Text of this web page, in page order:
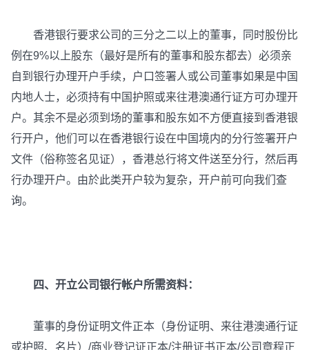
香港银行要求公司的三分之二以上的董事，同时股份比
例在9%以上股东（最好是所有的董事和股东都去）必须亲
自到银行办理开户手续，户口签署人或公司董事如果是中国
内地人士，必须持有中国护照或来往港澳通行证方可办理开
户。其余不是必须到场的董事和股东如不方便直接到香港银
行开户，他们可以在香港银行设在中国境内的分行签署开户
文件（俗称签名见证），香港总行将文件送至分行，然后再
行办理开户。由於此类开户较为复杂，开户前可向我们查
询。
四、开立公司银行帐户所需资料：
董事的身份证明文件正本（身份证明、来往港澳通行证
或护照、名片）/商业登记证正本/注册证书正本/公司章程正